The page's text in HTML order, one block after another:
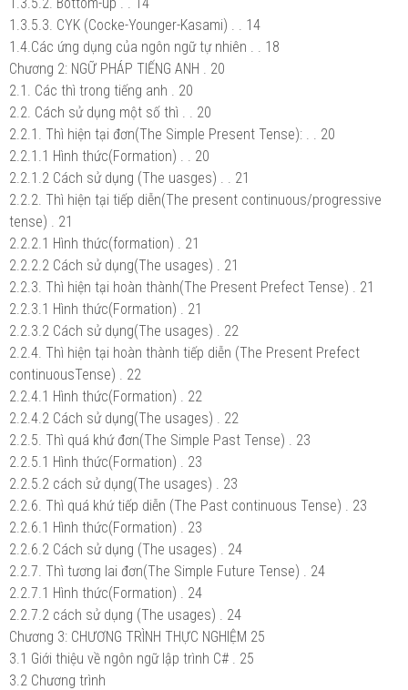
1.3.5.3. CYK (Cocke-Younger-Kasami) . . 14
1.4.Các ứng dụng của ngôn ngữ tự nhiên . . 18
Chương 2: NGỮ PHÁP TIẾNG ANH . 20
2.1. Các thì trong tiếng anh . 20
2.2. Cách sử dụng một số thì . . 20
2.2.1. Thì hiện tại đơn(The Simple Present Tense): . . 20
2.2.1.1 Hình thức(Formation) . . 20
2.2.1.2 Cách sử dụng (The uasges) . . 21
2.2.2. Thì hiện tại tiếp diễn(The present continuous/progressive
tense) . 21
2.2.2.1 Hình thức(formation) . 21
2.2.2.2 Cách sử dụng(The usages) . 21
2.2.3. Thì hiện tại hoàn thành(The Present Prefect Tense) . 21
2.2.3.1 Hình thức(Formation) . 21
2.2.3.2 Cách sử dụng(The usages) . 22
2.2.4. Thì hiện tại hoàn thành tiếp diễn (The Present Prefect
continuousTense) . 22
2.2.4.1 Hình thức(Formation) . 22
2.2.4.2 Cách sử dụng(The usages) . 22
2.2.5. Thì quá khứ đơn(The Simple Past Tense) . 23
2.2.5.1 Hình thức(Formation) . 23
2.2.5.2 cách sử dụng(The usages) . 23
2.2.6. Thì quá khứ tiếp diễn (The Past continuous Tense) . 23
2.2.6.1 Hình thức(Formation) . 23
2.2.6.2 Cách sử dụng (The usages) . 24
2.2.7. Thì tương lai đơn(The Simple Future Tense) . 24
2.2.7.1 Hình thức(Formation) . 24
2.2.7.2 cách sử dụng (The usages) . 24
Chương 3: CHƯƠNG TRÌNH THỰC NGHIỆM 25
3.1 Giới thiệu về ngôn ngữ lập trình C# . 25
3.2 Chương trình